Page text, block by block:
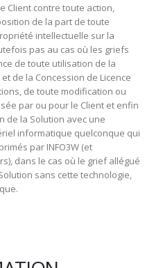
Client contre toute action,
de la part de toute
intellectuelle sur la
pas au cas où les griefs
de toute utilisation de la
de la Concession de Licence
de toute modification ou
par ou pour le Client et enfin
de la Solution avec une
informatique quelconque qui
par INFO3W (et
dans le cas où le grief allégué
sans cette technologie,